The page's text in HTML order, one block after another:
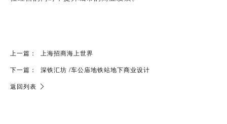
上一篇：
上海招商海上世界
下一篇：
深铁汇坊 /车公庙地铁站地下商业设计
返回列表